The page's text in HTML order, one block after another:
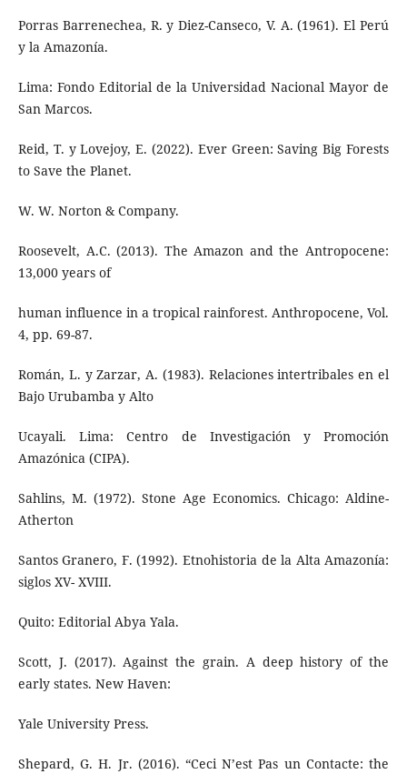
Porras Barrenechea, R. y Diez-Canseco, V. A. (1961). El Perú
y la Amazonía.
Lima: Fondo Editorial de la Universidad Nacional Mayor de
San Marcos.
Reid, T. y Lovejoy, E. (2022). Ever Green: Saving Big Forests
to Save the Planet.
W. W. Norton & Company.
Roosevelt, A.C. (2013). The Amazon and the Antropocene:
13,000 years of
human influence in a tropical rainforest. Anthropocene, Vol.
4, pp. 69-87.
Román, L. y Zarzar, A. (1983). Relaciones intertribales en el
Bajo Urubamba y Alto
Ucayali. Lima: Centro de Investigación y Promoción
Amazónica (CIPA).
Sahlins, M. (1972). Stone Age Economics. Chicago: Aldine-
Atherton
Santos Granero, F. (1992). Etnohistoria de la Alta Amazonía:
siglos XV- XVIII.
Quito: Editorial Abya Yala.
Scott, J. (2017). Against the grain. A deep history of the
early states. New Haven:
Yale University Press.
Shepard, G. H. Jr. (2016). “Ceci N’est Pas un Contacte: the